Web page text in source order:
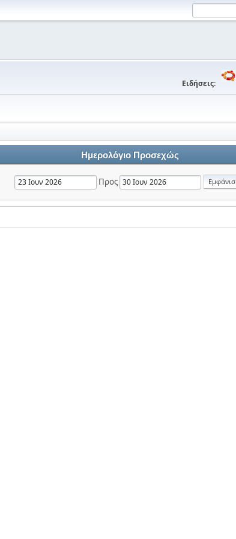
Ειδήσεις:
Ημερολόγιο Προσεχώς
Προς